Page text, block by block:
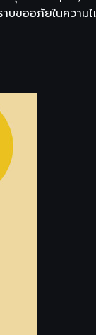
ขออภัยในความ